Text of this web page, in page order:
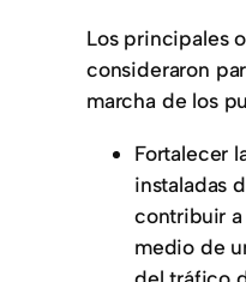
Los principales
consideraron
marcha de los
Fortalecer
instaladas
contribuir
medio de